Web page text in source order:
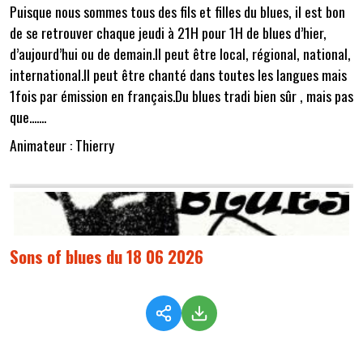
Puisque nous sommes tous des fils et filles du blues, il est bon
de se retrouver chaque jeudi à 21H pour 1H de blues d’hier,
d’aujourd’hui ou de demain.Il peut être local, régional, national,
international.Il peut être chanté dans toutes les langues mais
1fois par émission en français.Du blues tradi bien sûr , mais pas
que.......
Animateur : Thierry
Sons of blues du 18 06 2026